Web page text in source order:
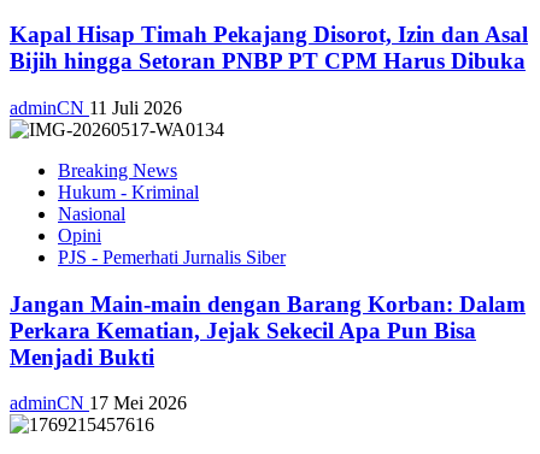
Kapal Hisap Timah Pekajang Disorot, Izin dan Asal
Bijih hingga Setoran PNBP PT CPM Harus Dibuka
adminCN 11 Juli 2026
Breaking News
Hukum - Kriminal
Nasional
Opini
PJS - Pemerhati Jurnalis Siber
Jangan Main-main dengan Barang Korban: Dalam
Perkara Kematian, Jejak Sekecil Apa Pun Bisa
Menjadi Bukti
adminCN 17 Mei 2026